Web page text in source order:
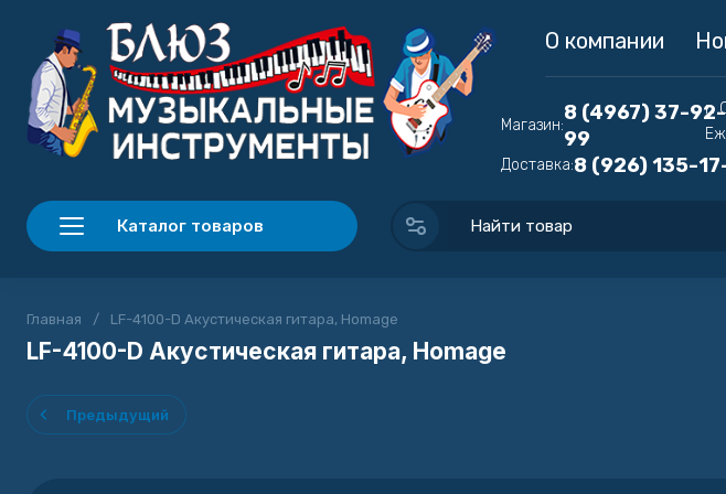
О компании
Магазин:
8 (4967) 37-92-
99
Доставка:8 (926) 135-
г.
Каталог товаров
Главная / LF-4100-D Акустическая гитара, Homage
LF-4100-D Акустическая гитара, Homage
Предыдущий